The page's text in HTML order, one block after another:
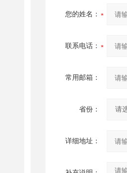
您的姓名：
联系电话：
常用邮箱：
省份：
详细地址：